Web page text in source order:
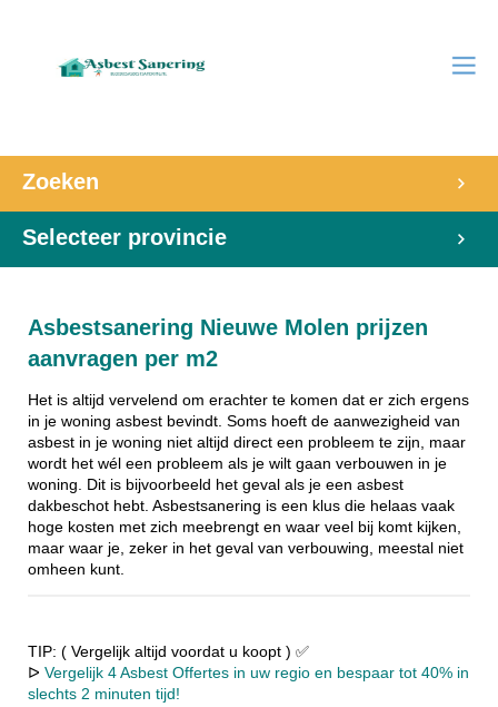
Zoeken
Selecteer provincie
Asbestsanering Nieuwe Molen prijzen
aanvragen per m2
Het is altijd vervelend om erachter te komen dat er zich ergens
in je woning asbest bevindt. Soms hoeft de aanwezigheid van
asbest in je woning niet altijd direct een probleem te zijn, maar
wordt het wél een probleem als je wilt gaan verbouwen in je
woning. Dit is bijvoorbeeld het geval als je een asbest
dakbeschot hebt. Asbestsanering is een klus die helaas vaak
hoge kosten met zich meebrengt en waar veel bij komt kijken,
maar waar je, zeker in het geval van verbouwing, meestal niet
omheen kunt.
TIP: ( Vergelijk altijd voordat u koopt ) ✅
ᐅ Vergelijk 4 Asbest Offertes in uw regio en bespaar tot 40% in
slechts 2 minuten tijd!